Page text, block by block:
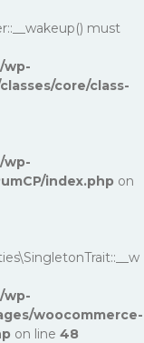
must
wp-
core/class-
wp-
index.php on
wp-
woocommerce-
on line 48